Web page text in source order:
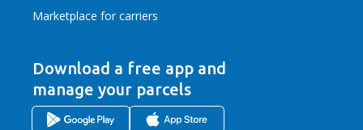
Marketplace for carriers
Download a free app and
manage your parcels